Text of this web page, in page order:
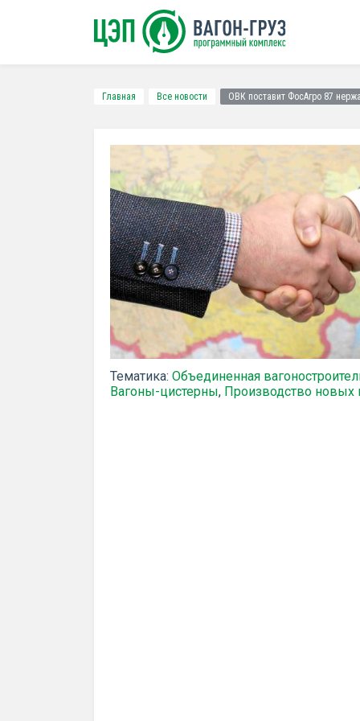
Главная Все новости ОВК поставит ФосАгро 87
Тематика: Объединенная
Вагоны-цистерны, Производство новых